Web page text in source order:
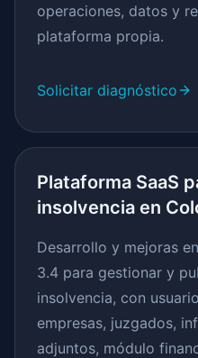
operaciones, datos y
plataforma propia.
Solicitar diagnóstico
Plataforma SaaS
insolvencia en
Desarrollo y mejoras
3.4 para gestionar y
insolvencia, con
empresas, juzgados,
adjuntos, módulo